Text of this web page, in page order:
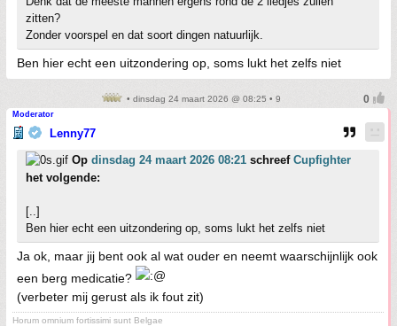
zitten?
Zonder voorspel en dat soort dingen natuurlijk.
Ben hier echt een uitzondering op, soms lukt het zelfs niet
• dinsdag 24 maart 2026 @ 08:25 • 9
Moderator
Lenny77
Op dinsdag 24 maart 2026 08:21 schreef Cupfighter
het volgende:
[..]
Ben hier echt een uitzondering op, soms lukt het zelfs niet
Ja ok, maar jij bent ook al wat ouder en neemt waarschijnlijk ook
een berg medicatie?
(verbeter mij gerust als ik fout zit)
Horum omnium fortissimi sunt Belgae